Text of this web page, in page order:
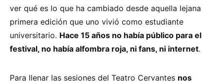
ver qué es lo que ha cambiado desde aquella lejana
primera edición que uno vivió como estudiante
universitario. Hace 15 años no había público para el
festival, no había alfombra roja, ni fans, ni internet.
Para llenar las sesiones del Teatro Cervantes nos